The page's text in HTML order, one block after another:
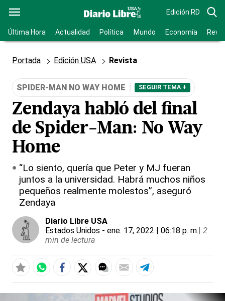
Edición RD
Última Hora Actualidad Política Mundo Economía
Portada Edición USA Revista
SPIDER-MAN NO WAY HOME SEGUIR TEMA +
Zendaya habló del final
de Spider-Man: No Way
Home
“Lo siento, quería que Peter y MJ fueran
juntos a la universidad. Habrá muchos niños
pequeños realmente molestos”, aseguró
Zendaya
Diario Libre USA
Estados Unidos - ene. 17, 2022 | 06:18 p. m.| 2
min de lectura